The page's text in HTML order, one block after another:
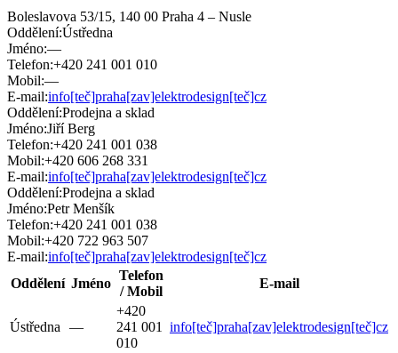
Boleslavova 53/15, 140 00 Praha 4 – Nusle
Oddělení:Ústředna
Jméno:—
Telefon:+420 241 001 010
Mobil:—
E-mail:info[teč]praha[zav]elektrodesign[teč]cz
Oddělení:Prodejna a sklad
Jméno:Jiří Berg
Telefon:+420 241 001 038
Mobil:+420 606 268 331
E-mail:info[teč]praha[zav]elektrodesign[teč]cz
Oddělení:Prodejna a sklad
Jméno:Petr Menšík
Telefon:+420 241 001 038
Mobil:+420 722 963 507
E-mail:info[teč]praha[zav]elektrodesign[teč]cz
Oddělení Jméno
Telefon
/ Mobil
E-mail
Ústředna —
+420
241 001
010
info[teč]praha[zav]elektrodesign[teč]cz